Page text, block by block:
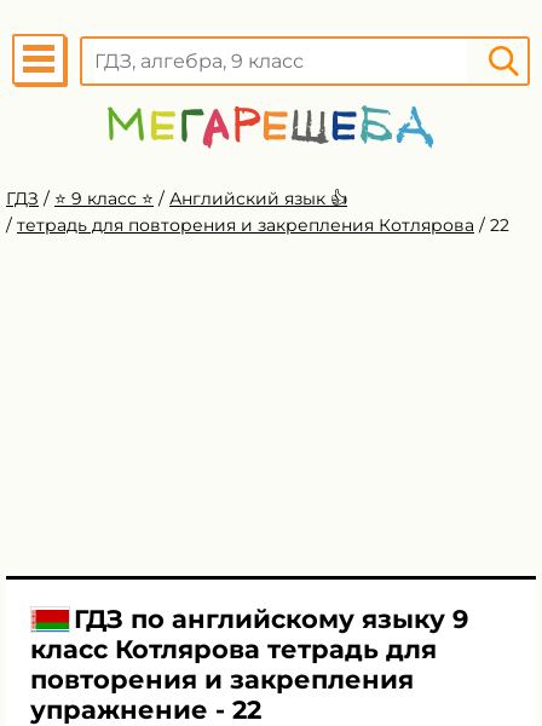
ГДЗ / ⭐️ 9 класс ⭐️ / Английский язык 👍
/ тетрадь для повторения и закрепления Котлярова / 22
ГДЗ по английскому языку 9
класс Котлярова тетрадь для
повторения и закрепления
упражнение - 22